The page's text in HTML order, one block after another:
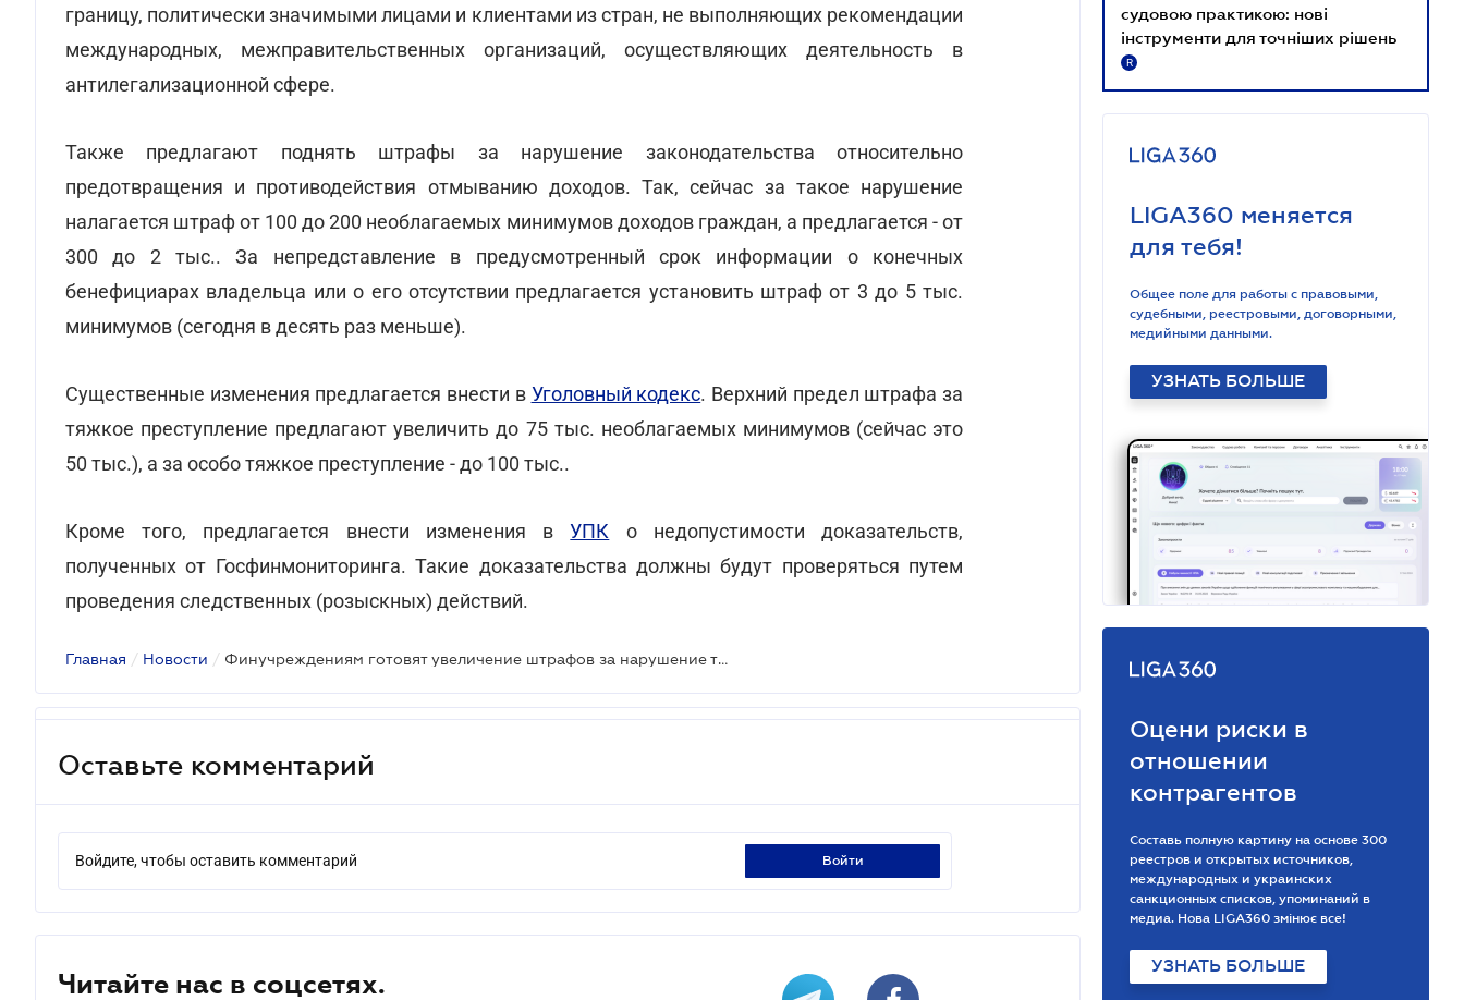
границу, политически значимыми лицами и клиентами из стран, не выполняющих рекомендации
международных, межправительственных организаций, осуществляющих деятельность в
антилегализационной сфере.
Также предлагают поднять штрафы за нарушение законодательства относительно
предотвращения и противодействия отмыванию доходов. Так, сейчас за такое нарушение
налагается штраф от 100 до 200 необлагаемых минимумов доходов граждан, а предлагается - от
300 до 2 тыс.. За непредставление в предусмотренный срок информации о конечных
бенефициарах владельца или о его отсутствии предлагается установить штраф от 3 до 5 тыс.
минимумов (сегодня в десять раз меньше).
Существенные изменения предлагается внести в Уголовный кодекс. Верхний предел штрафа за
тяжкое преступление предлагают увеличить до 75 тыс. необлагаемых минимумов (сейчас это
50 тыс.), а за особо тяжкое преступление - до 100 тыс..
Кроме того, предлагается внести изменения вУПК о недопустимости доказательств,
полученных от Госфинмониторинга. Такие доказательства должны будут проверяться путем
проведения следственных (розыскных) действий.
Главная / Новости / Финучреждениям готовят увеличение штрафов за нарушение требований финмониторинга
Оставьте комментарий
Войдите, чтобы оставить комментарий войти
Читайте нас в соцсетях.
судовою практикою: нові
інструменти для точніших рішень
R
LIGA360 меняется
для тебя!
Общее поле для работы с правовыми,
судебными, реестровыми, договорными,
медийными данными.
УЗНАТЬ БОЛЬШЕ
Оцени риски в
отношении
контрагентов
Составь полную картину на основе 300
реестров и открытых источников,
международных и украинских
санкционных списков, упоминаний в
медиа. Нова LIGA360 змінює все!
УЗНАТЬ БОЛЬШЕ